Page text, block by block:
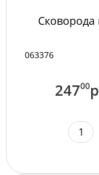
Сковорода
063376
24700